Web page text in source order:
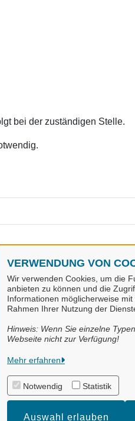
VERWENDUNG VON
Wir verwenden Cookies, um die
anbieten zu können und die
Informationen möglicherweise
Rahmen Ihrer Nutzung der
Hinweis: Wenn Sie einzelne
Webseite nicht zur Verfügung!
Mehr erfahren
Notwendig Statistik
Auswahl erlauben
bei der zuständigen Stelle.